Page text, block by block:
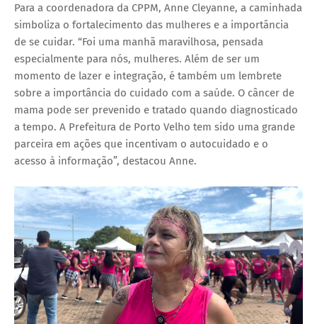
Para a coordenadora da CPPM, Anne Cleyanne, a caminhada
simboliza o fortalecimento das mulheres e a importância
de se cuidar. “Foi uma manhã maravilhosa, pensada
especialmente para nós, mulheres. Além de ser um
momento de lazer e integração, é também um lembrete
sobre a importância do cuidado com a saúde. O câncer de
mama pode ser prevenido e tratado quando diagnosticado
a tempo. A Prefeitura de Porto Velho tem sido uma grande
parceira em ações que incentivam o autocuidado e o
acesso à informação”, destacou Anne.